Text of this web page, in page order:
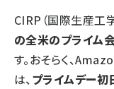
CIRP（国際生産工
の全米のプライム
す。おそらく、
は、 プライムデー初